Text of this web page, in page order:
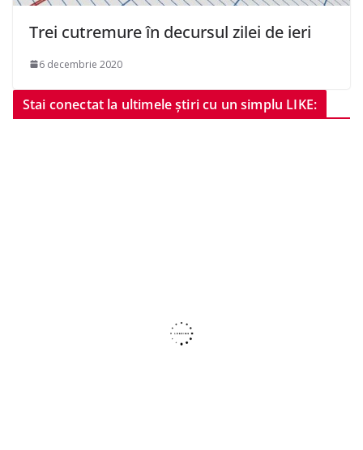
Trei cutremure în decursul zilei de ieri
6 decembrie 2020
Stai conectat la ultimele știri cu un simplu LIKE: